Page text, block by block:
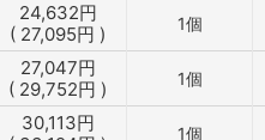
24,632円
( 27,095円 ) 1個
27,047円
( 29,752円 ) 1個
30,113円
1個